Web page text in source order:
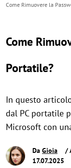
Come Rimuovere la
Come
Portatile?
In questo
dal PC portatile
Microsoft con
Da Gioia
/
17.07.2025